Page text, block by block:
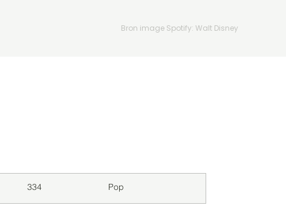
Bron image Spotify: Walt Disney
334 Pop